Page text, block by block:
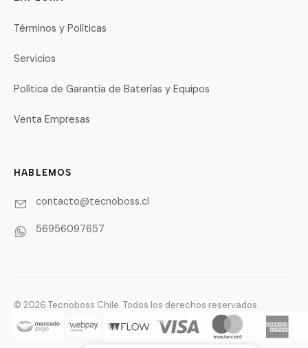
Términos y Políticas
Servicios
Política de Garantía de Baterías y Equipos
Venta Empresas
HABLEMOS
contacto@tecnoboss.cl
56956097657
© 2026 Tecnoboss Chile. Todos los derechos reservados.